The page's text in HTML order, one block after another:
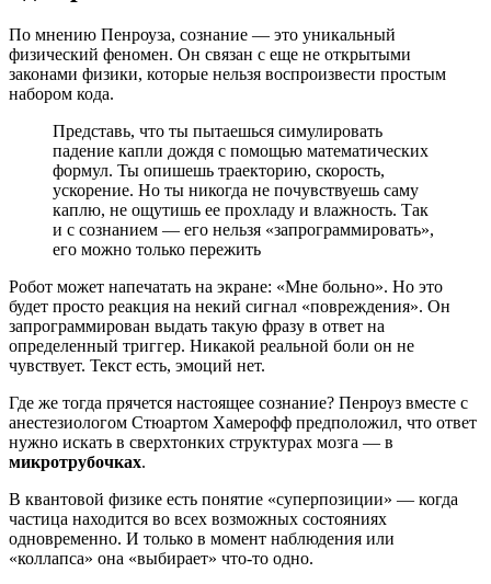
По мнению Пенроуза, сознание — это уникальный
физический феномен. Он связан с еще не открытыми
законами физики, которые нельзя воспроизвести простым
набором кода.
Представь, что ты пытаешься симулировать
падение капли дождя с помощью математических
формул. Ты опишешь траекторию, скорость,
ускорение. Но ты никогда не почувствуешь саму
каплю, не ощутишь ее прохладу и влажность. Так
и с сознанием — его нельзя «запрограммировать»,
его можно только пережить
Робот может напечатать на экране: «Мне больно». Но это
будет просто реакция на некий сигнал «повреждения». Он
запрограммирован выдать такую фразу в ответ на
определенный триггер. Никакой реальной боли он не
чувствует. Текст есть, эмоций нет.
Где же тогда прячется настоящее сознание? Пенроуз вместе с
анестезиологом Стюартом Хамерофф предположил, что ответ
нужно искать в сверхтонких структурах мозга — в
микротрубочках.
В квантовой физике есть понятие «суперпозиции» — когда
частица находится во всех возможных состояниях
одновременно. И только в момент наблюдения или
«коллапса» она «выбирает» что-то одно.